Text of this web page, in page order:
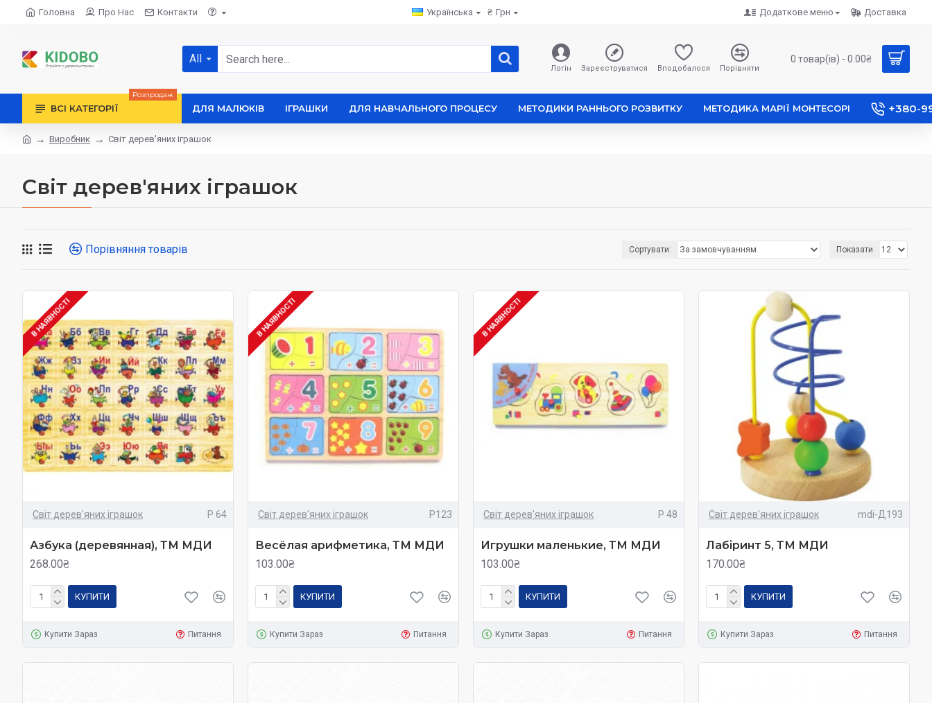
Головна Про Нас Контакти Українська ₴ Грн Додаткове меню Доставка
All
Логін Зареєструватися Вподобалося Порівняти
0 товар(ів) - 0.00₴
ВСІ КАТЕГОРІЇ
Розпродаж
ДЛЯ МАЛЮКІВ ІГРАШКИ ДЛЯ НАВЧАЛЬНОГО ПРОЦЕСУ МЕТОДИКИ РАННЬОГО РОЗВИТКУ МЕТОДИКА МАРІЇ МОНТЕСОРІ +380-
Виробник Світ дерев'яних іграшок
Світ дерев'яних іграшок
Порівняння товарів Сортувати: Показати
В НАЯВНОСТІ
Світ дерев'яних іграшок Р 64
Азбука (деревянная), ТМ МДИ
268.00₴
КУПИТИ
Купити Зараз Питання
В НАЯВНОСТІ
Світ дерев'яних іграшок Р123
Весёлая арифметика, ТМ МДИ
103.00₴
КУПИТИ
Купити Зараз Питання
В НАЯВНОСТІ
Світ дерев'яних іграшок Р 48
Игрушки маленькие, ТМ МДИ
103.00₴
КУПИТИ
Купити Зараз Питання
Світ дерев'яних іграшок mdi-Д193
Лабіринт 5, ТМ МДИ
170.00₴
КУПИТИ
Купити Зараз Питання